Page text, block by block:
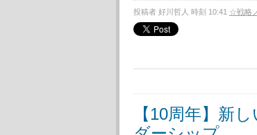
投稿者 好川哲人 時刻 10:41 ☆戦略
【10周年】新